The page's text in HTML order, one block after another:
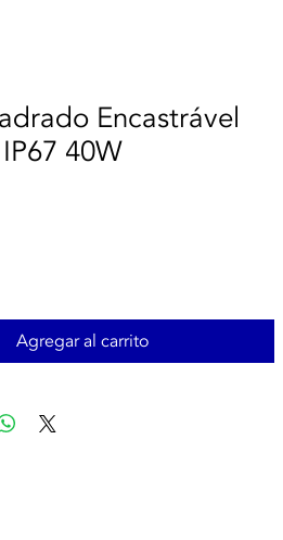
Encastrável
40W
Agregar al carrito